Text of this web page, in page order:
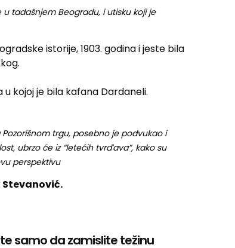
u tadašnjem Beogradu, i utisku koji je
istorije, 1903. godina i jeste bila
kojoj je bila kafana Dardaneli.
trgu, posebno je podvukao i
ubrzo će iz “letećih tvrďava”, kako su
perspektivu
samo da zamislite težinu